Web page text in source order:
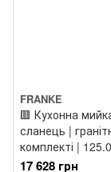
FRANKE
🟥 Кухонна
сланець |
комплекті |
17 628 грн